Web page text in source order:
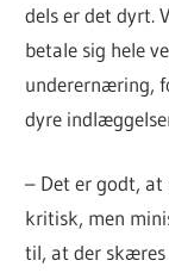
dels er det dyrt.
betale sig hele
underernæring,
dyre
– Det er godt, at
kritisk, men
til, at der